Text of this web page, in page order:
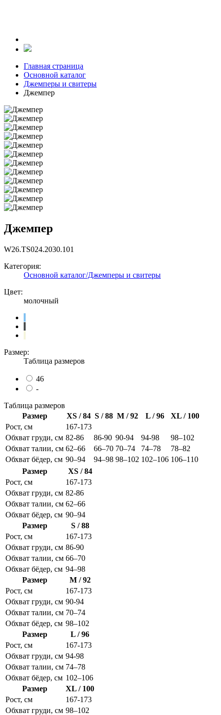
Главная страница
Основной каталог
Джемперы и свитеры
Джемпер
Джемпер
W26.TS024.2030.101
Категория:
Основной каталог/Джемперы и свитеры
Цвет:
молочный
Размер:
Таблица размеров
46
-
Таблица размеров
Размер
XS / 84 S / 88 M / 92 L / 96
XL / 100
Рост, см
167-173
Обхват груди, см 82-86 86-90 90-94 94-98
98–102
Обхват талии, см 62–66 66–70 70–74 74–78
78–82
Обхват бёдер, см 90–94 94–98 98–102 102–106 106–110
Размер
XS / 84
Рост, см
167-173
Обхват груди, см 82-86
Обхват талии, см 62–66
Обхват бёдер, см 90–94
Размер
S / 88
Рост, см
167-173
Обхват груди, см 86-90
Обхват талии, см 66–70
Обхват бёдер, см 94–98
Размер
M / 92
Рост, см
167-173
Обхват груди, см 90-94
Обхват талии, см 70–74
Обхват бёдер, см 98–102
Размер
L / 96
Рост, см
167-173
Обхват груди, см 94-98
Обхват талии, см 74–78
Обхват бёдер, см 102–106
Размер
XL / 100
Рост, см
167-173
Обхват груди, см 98–102